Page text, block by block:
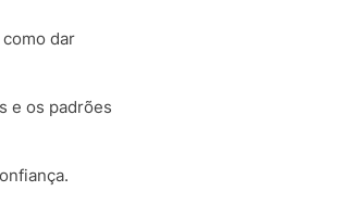
dar
e os padrões